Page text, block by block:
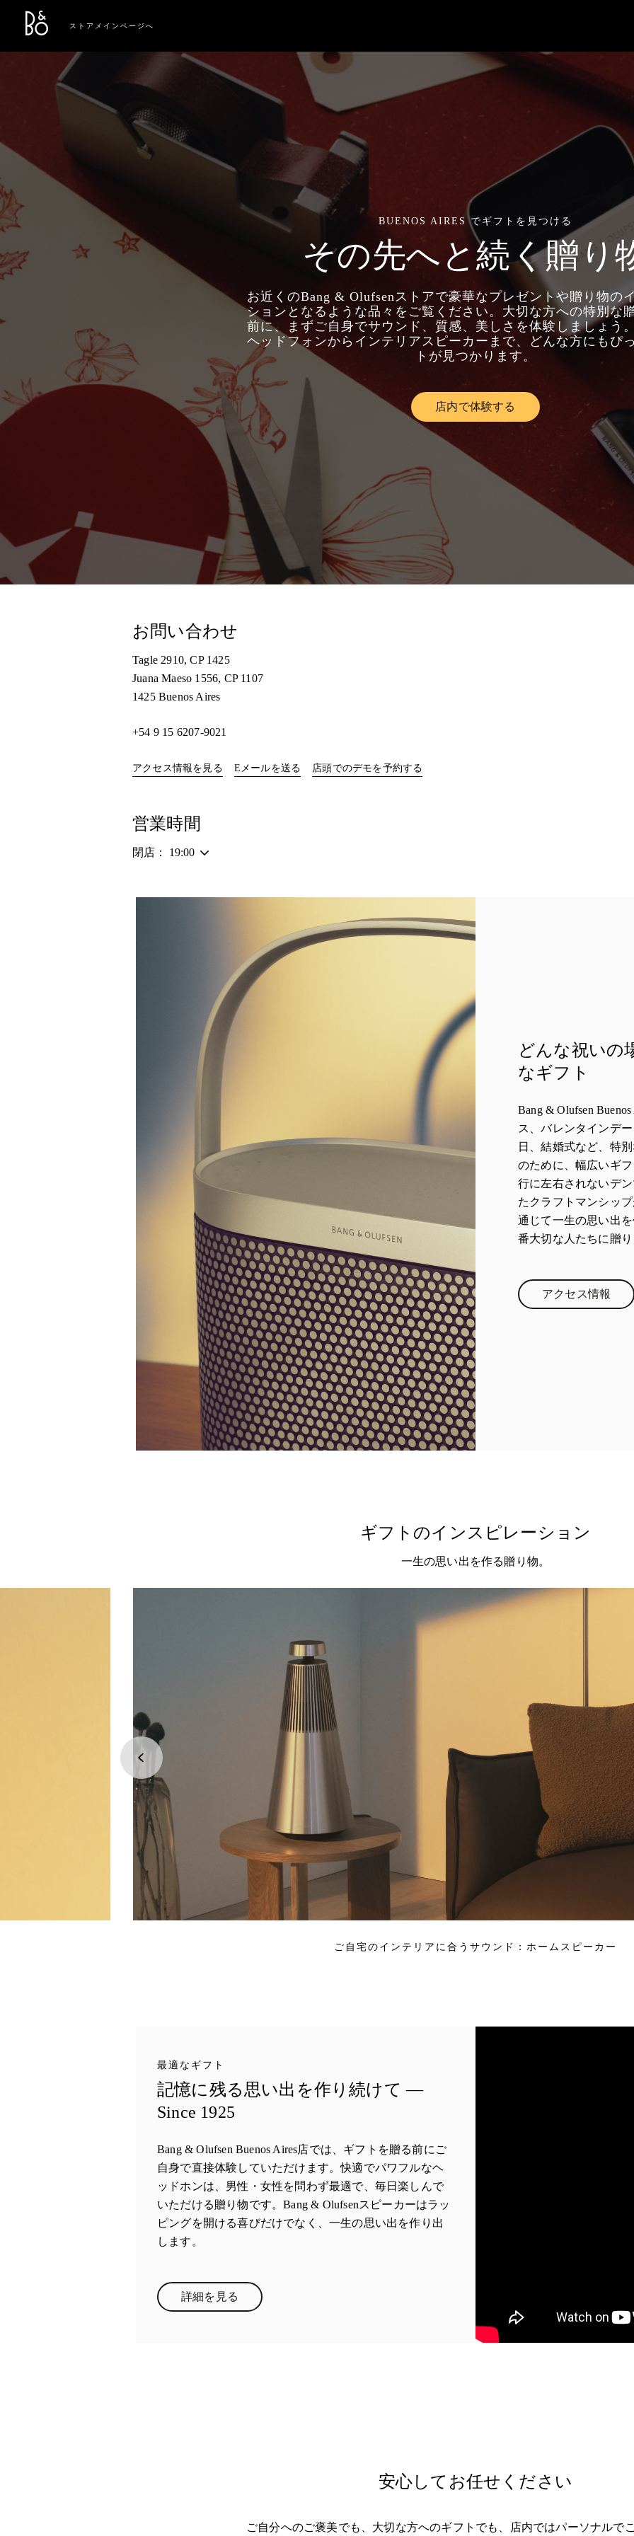
Bang & Olufsen - Exist to Create
ストアメインページへ
BUENOS AIRES でギフトを見つける
その先へと続く贈り
お近くのBang & Olufsenストアで豪華なプレゼントや贈り物の
ションとなるような品々をご覧ください。大切な方への特別な
前に、まずご自身でサウンド、質感、美しさを体験しましょう
ヘッドフォンからインテリアスピーカーまで、どんな方にもぴ
トが見つかります。
店内で体験するLink Opens in New Tab
お問い合わせ
Tagle 2910, CP 1425
Juana Maeso 1556, CP 1107
1425 Buenos Aires
+54 9 15 6207-9021
アクセス情報を見る Link Opens in New Tab
Eメールを送る 店頭でのデモを予約する
営業時間
閉店： 19:00
どんな祝いの
なギフト
Bang & Olufsen
ス、バレンタインデ
日、結婚式など、特
のために、幅広いギ
行に左右されないデ
たクラフトマンシッ
通じて一生の思い出
番大切な人たちに贈り
アクセス情報
Link Opens
ギフトのインスピレーション
一生の思い出を作る贈り物。
ご自宅のインテリアに合うサウンド：ホームスピーカー
最適なギフト
記憶に残る思い出を作り続けて —
Since 1925
Bang & Olufsen Buenos Aires店では、ギフトを贈る前にご
自身で直接体験していただけます。快適でパワフルなヘ
ッドホンは、男性・女性を問わず最適で、毎日楽しんで
いただける贈り物です。Bang & Olufsenスピーカーはラッ
ピングを開ける喜びだけでなく、一生の思い出を作り出
します。
詳細を見るLink Opens in New Tab
安心してお任せください
ご自分へのご褒美でも、大切な方へのギフトでも、店内ではパーソナルで